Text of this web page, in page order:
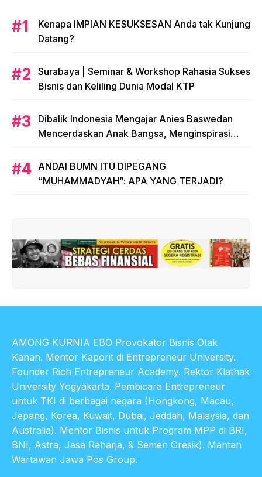
​Kenapa IMPIAN KESUKSESAN Anda tak Kunjung
Datang?
​Surabaya | Seminar & Workshop Rahasia Sukses
Bisnis dan Keliling Dunia Modal KTP
Dibalik Indonesia Mengajar Anies Baswedan
Mencerdaskan Anak Bangsa, Menginspirasi
ANDAI BUMN ITU DIPEGANG
“MUHAMMADYAH”: APA YANG TERJADI?
AMONG KURNIA EBO Provokator Bisnis Otak
Kanan. Mentor Kaporit di Entrepreneur University.
Founder Rich Entrepreneur Academy. Rektor Klathak
University Yogyakarta. Pembicara Entrepreneur
untuk TKI di berbagai negara (Hongkong, Macau,
Jepang, Korea, Kuwait, Dubai, Jeddah, Malaysia, dan
Australia). Mentor Bisnis untuk Program MPP di BRI,
BNI, Astra, Jasa Raharja, & Semen Gresik). Mantan
Wartawan Jawa Pos Group.